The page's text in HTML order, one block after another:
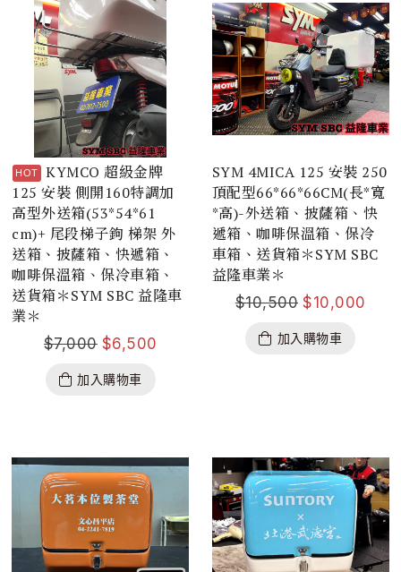
KYMCO 超級金牌
125 安裝 側開160特調加
高型外送箱(53*54*61
cm)+ 尾段梯子鉤 梯架 外
送箱、披薩箱、快遞箱、
咖啡保溫箱、保冷車箱、
送貨箱＊SYM SBC 益隆車
業＊
$7,000 $6,500
加入購物車
SYM 4MICA 125 安裝 250
頂配型66*66*66CM(長*寬
*高)-外送箱、披薩箱、快
遞箱、咖啡保溫箱、保冷
車箱、送貨箱＊SYM SBC
益隆車業＊
$10,500 $10,000
加入購物車